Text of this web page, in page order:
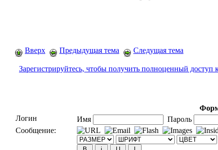
Вверх Предыдущая тема Следущая тема
Зарегистрируйтесь, чтобы получить полноценный доступ
Логин
Имя
Пароль
Сообщение: